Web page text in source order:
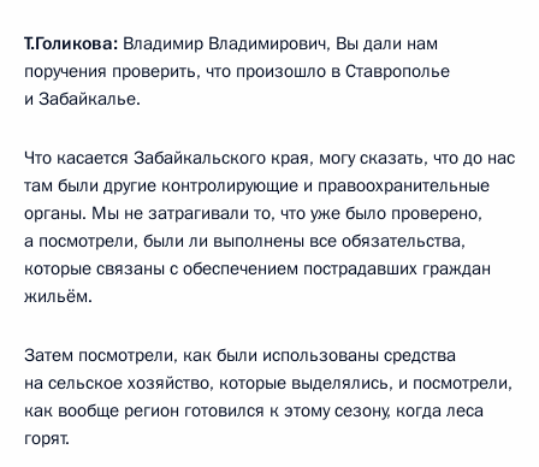
Т.Голикова: Владимир Владимирович, Вы дали нам
поручения проверить, что произошло в Ставрополье
и Забайкалье.
Что касается Забайкальского края, могу сказать, что до нас
там были другие контролирующие и правоохранительные
органы. Мы не затрагивали то, что уже было проверено,
а посмотрели, были ли выполнены все обязательства,
которые связаны с обеспечением пострадавших граждан
жильём.
Затем посмотрели, как были использованы средства
на сельское хозяйство, которые выделялись, и посмотрели,
как вообще регион готовился к этому сезону, когда леса
горят.